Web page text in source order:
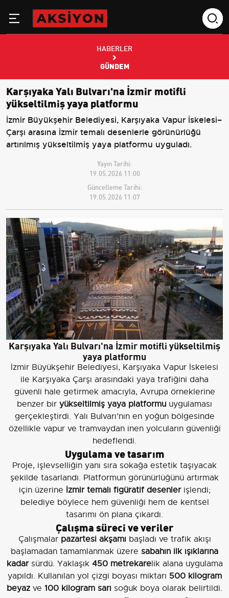
HABERLER
GÜNDEM
Karşıyaka Yalı Bulvarı'na İzmir motifli
yükseltilmiş yaya platformu
İzmir Büyükşehir Belediyesi, Karşıyaka Vapur İskelesi–
Çarşı arasına İzmir temalı desenlerle görünürlüğü
artırılmış yükseltilmiş yaya platformu uyguladı.
Yayın Tarihi:
19.05.2026 11:00
Güncelleme Tarihi:
19.05.2026 11:07
Karşıyaka Yalı Bulvarı'na İzmir motifli yükseltilmiş
yaya platformu
İzmir Büyükşehir Belediyesi, Karşıyaka Vapur İskelesi
ile Karşıyaka Çarşı arasındaki yaya trafiğini daha
güvenli hale getirmek amacıyla, Avrupa örneklerine
benzer bir yükseltilmiş yaya platformu uygulaması
gerçekleştirdi. Yalı Bulvarı’nın en yoğun bölgesinde
özellikle vapur ve tramvaydan inen yolcuların güvenliği
hedeflendi.
Uygulama ve tasarım
Proje, işlevselliğin yanı sıra sokağa estetik taşıyacak
şekilde tasarlandı. Platformun görünürlüğünü artırmak
için üzerine İzmir temalı figüratif desenlerişlendi;
belediye böylece hem güvenliği hem de kentsel
tasarımı ön plana çıkardı.
Çalışma süreci ve veriler
Çalışmalar pazartesi akşamı başladı ve trafik akışı
başlamadan tamamlanmak üzere sabahın ilk ışıklarına
kadarsürdü. Yaklaşık 450 metrekarelik alana uygulama
yapıldı. Kullanılan yol çizgi boyası miktarı 500 kilogram
beyaz ve 100 kilogram sarı soğuk boya olarak belirtildi.